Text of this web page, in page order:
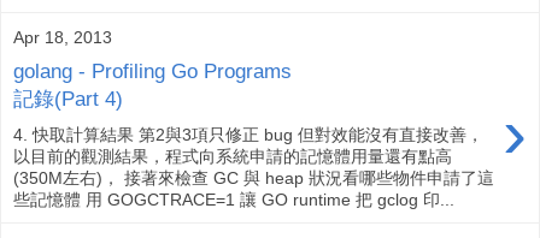
Apr 18, 2013
golang - Profiling Go Programs
記錄(Part 4)
›
4. 快取計算結果 第2與3項只修正 bug 但對效能沒有直接改善，
以目前的觀測結果，程式向系統申請的記憶體用量還有點高
(350M左右)， 接著來檢查 GC 與 heap 狀況看哪些物件申請了這
些記憶體 用 GOGCTRACE=1 讓 GO runtime 把 gclog 印...